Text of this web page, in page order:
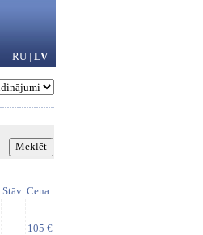
RU | LV
Stāv. Cena
- 105 €